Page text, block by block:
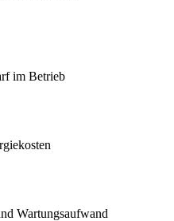
im Betrieb
Wartungsaufwand